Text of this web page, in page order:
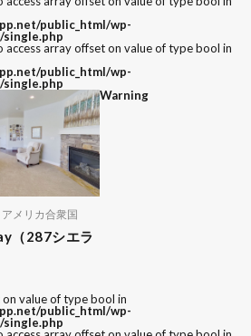
public_html/wp-
access array offset on value of type bool in
public_html/wp-
アメリカ合衆国
（287シエラ
Warning
value of type bool in
public_html/wp-